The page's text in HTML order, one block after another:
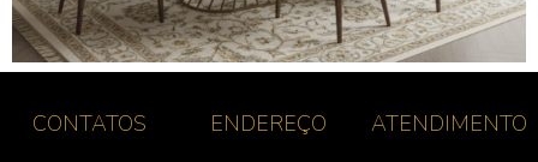
CONTATOS ENDEREÇO ATENDIMENTO